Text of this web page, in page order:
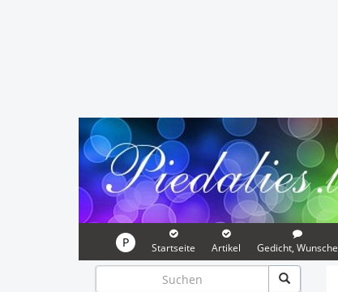
P Startseite Artikel Gedicht, Wunsche